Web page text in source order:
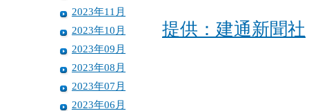
2023年11月
2023年10月
2023年09月
2023年08月
2023年07月
2023年06月
提供：建通新聞社